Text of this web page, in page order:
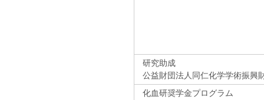
研究助成
公益財団法人同仁化学学術振興
化血研奨学金プログラム